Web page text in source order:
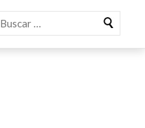
Buscar